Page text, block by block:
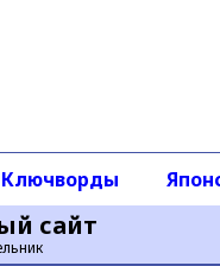
сайт
Ключворды